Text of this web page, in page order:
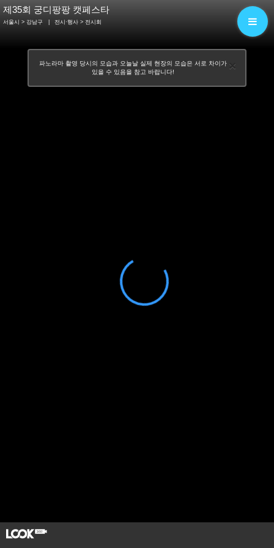
제35회 궁디팡팡 캣페스타
서울시 > 강남구 전시·행사 > 전시회
×
파노라마 촬영 당시의 모습과 오늘날 실제 현장의 모습은 서로 차이가
있을 수 있음을 참고 바랍니다!